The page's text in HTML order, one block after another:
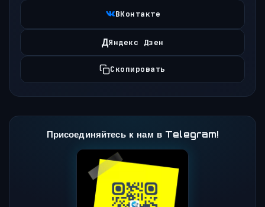
ВКонтакте
ДЯндекс Дзен
Скопировать
Присоединяйтесь к нам в Telegram!